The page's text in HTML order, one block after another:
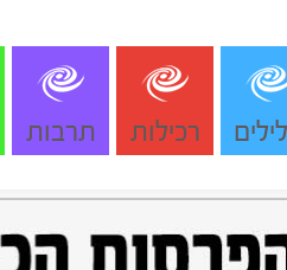
רכילות תרבות